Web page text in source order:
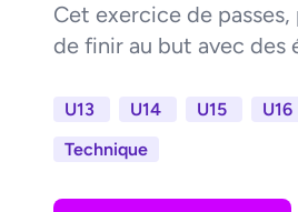
Cet exercice de
de finir au but avec des
U13 U14 U15
U16
Technique